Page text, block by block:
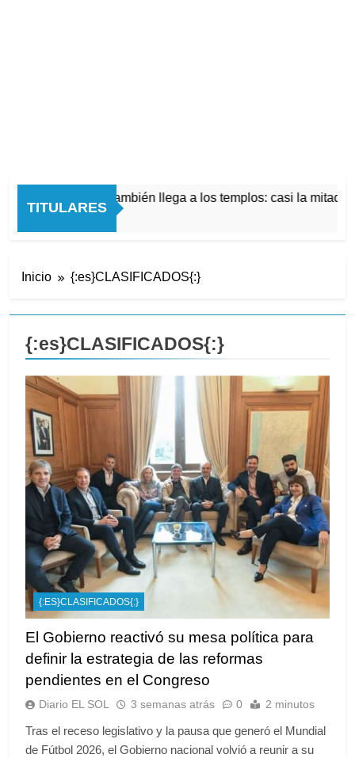
TITULARES
económica también llega a los templos: casi la mitad de
Inicio {:es}CLASIFICADOS{:}
{:es}CLASIFICADOS{:}
{:ES}CLASIFICADOS{:}
El Gobierno reactivó su mesa política para
definir la estrategia de las reformas
pendientes en el Congreso
Diario EL SOL 3 semanas atrás 0 2 minutos
Tras el receso legislativo y la pausa que generó el Mundial
de Fútbol 2026, el Gobierno nacional volvió a reunir a su